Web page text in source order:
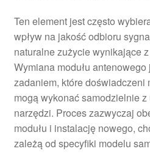
Ten element jest często
wpływ na jakość odbioru
naturalne zużycie wynikające
Wymiana modułu
zadaniem, które doświadczeni
mogą wykonać samodzielnie
narzędzi. Proces zazwyczaj
modułu i instalację nowego,
zależą od specyfiki modelu